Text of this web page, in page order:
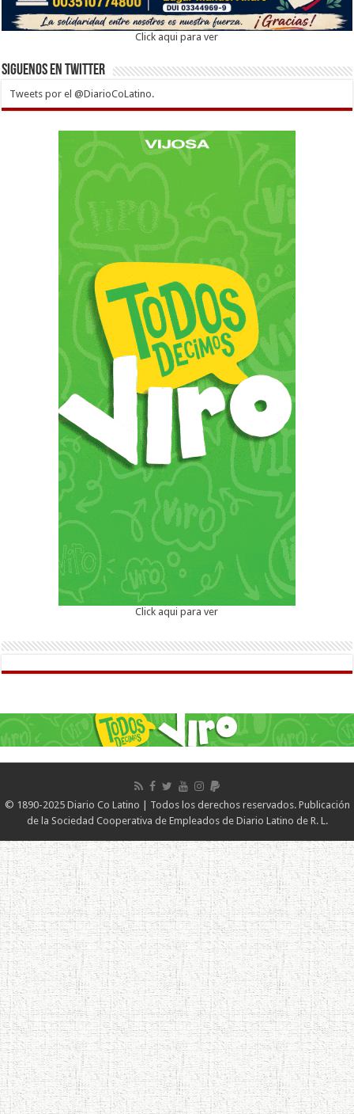
Click aqui para ver
Siguenos en twitter
Tweets por el @DiarioCoLatino.
Click aqui para ver
© 1890-2025 Diario Co Latino | Todos los derechos reservados. Publicación
de la Sociedad Cooperativa de Empleados de Diario Latino de R. L.